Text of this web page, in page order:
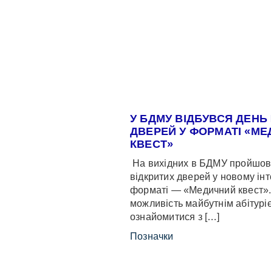
У БДМУ ВІДБУВСЯ ДЕНЬ
ДВЕРЕЙ У ФОРМАТІ
КВЕСТ»
На вихідних в БДМУ
відкритих дверей у новому
форматі — «Медичний
можливість майбутнім
ознайомитися з […]
Позначки